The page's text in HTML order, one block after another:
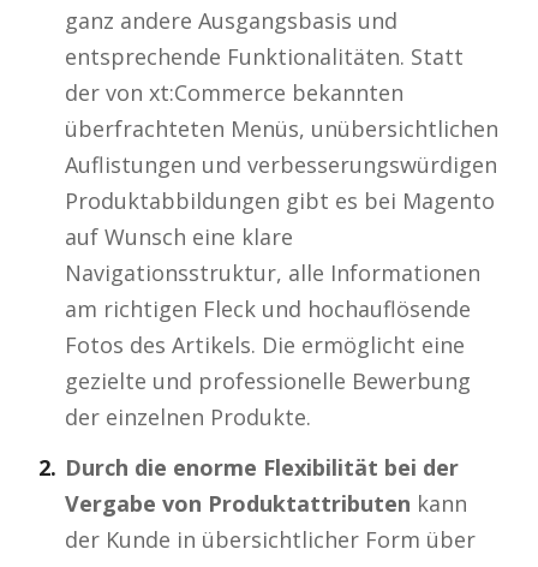
ganz andere Ausgangsbasis und
entsprechende Funktionalitäten. Statt
der von xt:Commerce bekannten
überfrachteten Menüs, unübersichtlichen
Auflistungen und verbesserungswürdigen
Produktabbildungen gibt es bei Magento
auf Wunsch eine klare
Navigationsstruktur, alle Informationen
am richtigen Fleck und hochauflösende
Fotos des Artikels. Die ermöglicht eine
gezielte und professionelle Bewerbung
der einzelnen Produkte.
Durch die enorme Flexibilität bei der
Vergabe von Produktattributen kann
der Kunde in übersichtlicher Form über